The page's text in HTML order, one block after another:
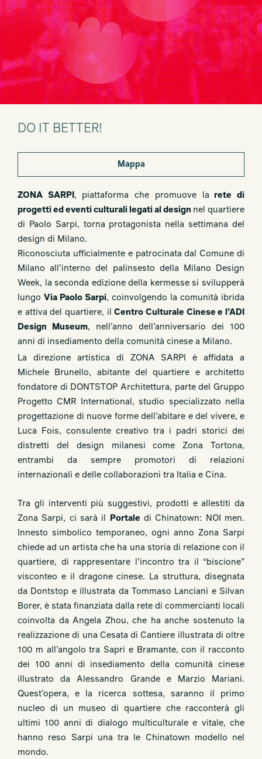
DO IT BETTER!
Mappa
ZONA SARPI , piattaforma che promuove la rete di
progetti ed eventi culturali legati al design nel quartiere
di Paolo Sarpi, torna protagonista nella settimana del
design di Milano.
Riconosciuta ufficialmente e patrocinata dal Comune di
Milano all’interno del palinsesto della Milano Design
Week, la seconda edizione della kermesse si svilupperà
lungo Via Paolo Sarpi, coinvolgendo la comunità ibrida
e attiva del quartiere, ilCentro Culturale Cinese e l’ADI
Design Museum, nell’anno dell’anniversario dei 100
anni di insediamento della comunità cinese a Milano.
La direzione artistica di ZONA SARPI è affidata a
Michele Brunello, abitante del quartiere e architetto
fondatore di DONTSTOP Architettura, parte del Gruppo
Progetto CMR International, studio specializzato nella
progettazione di nuove forme dell’abitare e del vivere, e
Luca Fois, consulente creativo tra i padri storici dei
distretti del design milanesi come Zona Tortona,
entrambi da sempre promotori di relazioni
internazionali e delle collaborazioni tra Italia e Cina.
Tra gli interventi più suggestivi, prodotti e allestiti da
Zona Sarpi, ci sarà il
Portale di Chinatown: NOI men.
Innesto simbolico temporaneo, ogni anno Zona Sarpi
chiede ad un artista che ha una storia di relazione con il
quartiere, di rappresentare l’incontro tra il “biscione”
visconteo e il dragone cinese. La struttura, disegnata
da Dontstop e illustrata da Tommaso Lanciani e Silvan
Borer, è stata finanziata dalla rete di commercianti locali
coinvolta da Angela Zhou, che ha anche sostenuto la
realizzazione di una Cesata di Cantiere illustrata di oltre
100 m all’angolo tra Sapri e Bramante, con il racconto
dei 100 anni di insediamento della comunità cinese
illustrato da Alessandro Grande e Marzio Mariani.
Quest’opera, e la ricerca sottesa, saranno il primo
nucleo di un museo di quartiere che racconterà gli
ultimi 100 anni di dialogo multiculturale e vitale, che
hanno reso Sarpi una tra le Chinatown modello nel
mondo.